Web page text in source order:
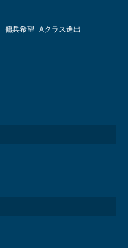
傭兵希望 Aクラス進出